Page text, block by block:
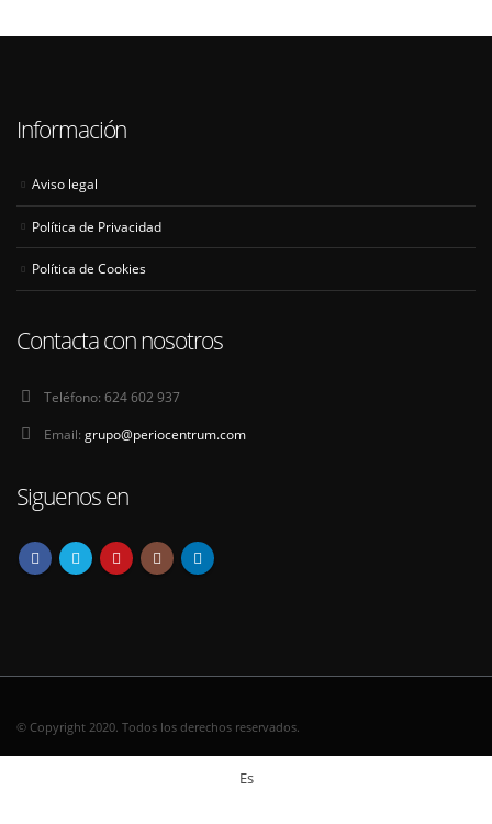
Información
Aviso legal
Política de Privacidad
Política de Cookies
Contacta con nosotros
Teléfono: 624 602 937
Email: grupo@periocentrum.com
Siguenos en
© Copyright 2020. Todos los derechos reservados.
Es